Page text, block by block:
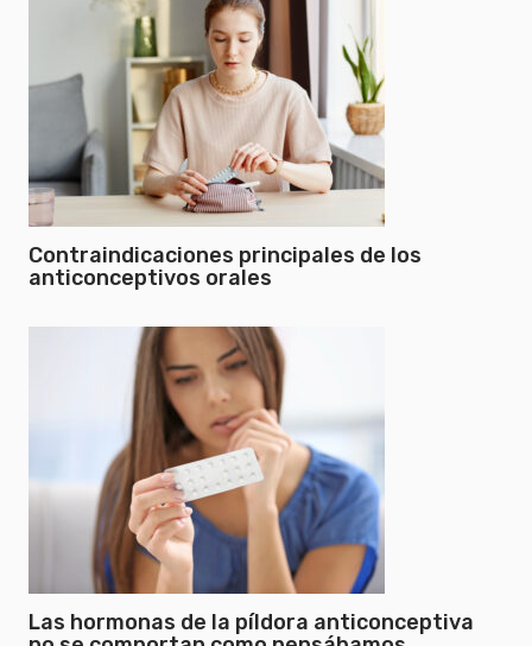
Contraindicaciones principales de los
anticonceptivos orales
Las hormonas de la píldora anticonceptiva